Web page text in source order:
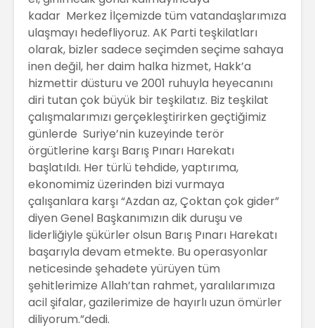
kadar Merkez İlçemizde tüm vatandaşlarımıza
ulaşmayı hedefliyoruz. AK Parti teşkilatları
olarak, bizler sadece seçimden seçime sahaya
inen değil, her daim halka hizmet, Hakk’a
hizmettir düsturu ve 2001 ruhuyla heyecanını
diri tutan çok büyük bir teşkilatız. Biz teşkilat
çalışmalarımızı gerçekleştirirken geçtiğimiz
günlerde Suriye’nin kuzeyinde terör
örgütlerine karşı Barış Pınarı Harekatı
başlatıldı. Her türlü tehdide, yaptırıma,
ekonomimiz üzerinden bizi vurmaya
çalışanlara karşı “Azdan az, Çoktan çok gider”
diyen Genel Başkanımızın dik duruşu ve
liderliğiyle şükürler olsun Barış Pınarı Harekatı
başarıyla devam etmekte. Bu operasyonlar
neticesinde şehadete yürüyen tüm
şehitlerimize Allah’tan rahmet, yaralılarımıza
acil şifalar, gazilerimize de hayırlı uzun ömürler
diliyorum.”dedi.